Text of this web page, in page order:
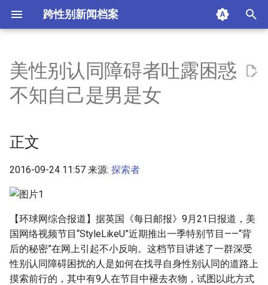
跨性别新闻档案
i
a
l
i
i
n
g
正文
附加信息 [Processed Page
美性别认同障碍者吐露困惑
不知自己是男是女
正文
2016-09-24 11:57 来源: 探索者
【环球网综合报道】据英国《每日邮报》9月21日报道，美
国网络视频节目“StyleLikeU”近期推出一季特别节目——“背
后的秘密”在网上引起不小反响。这档节目讲述了一群深受
性别认同障碍困扰的人是如何在找寻自身性别认同的道路上
摸索前行的，其中有9人在节目中褪去衣物，试图以此方式